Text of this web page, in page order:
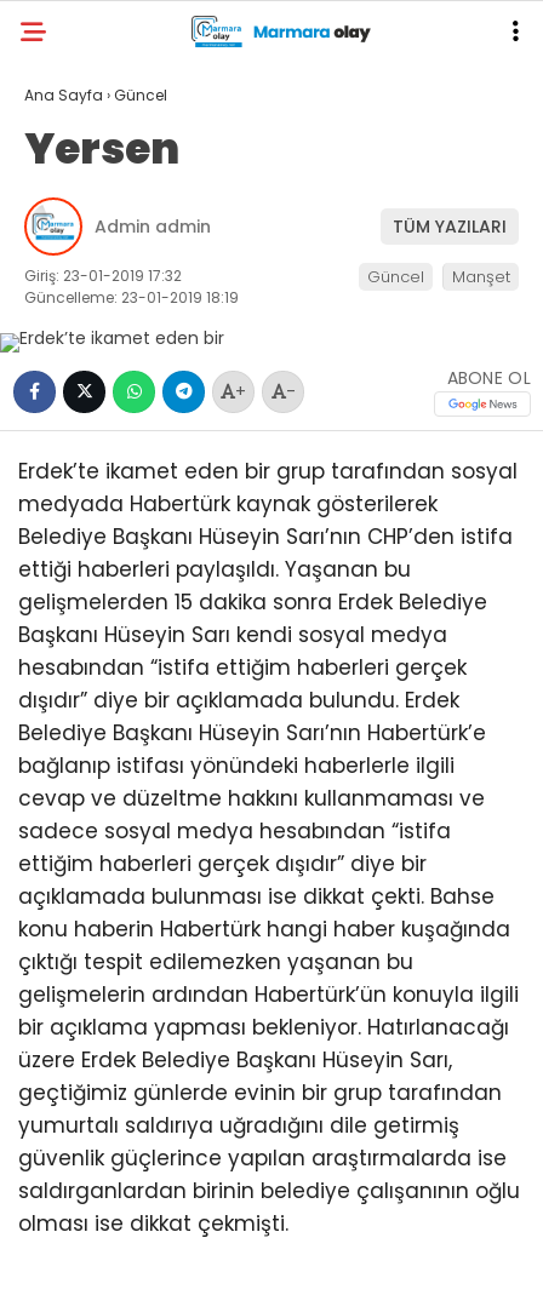
Ana Sayfa ›Güncel
Yersen
Admin admin TÜM YAZILARI
Giriş: 23-01-2019 17:32
Güncelleme: 23-01-2019 18:19
Güncel Manşet
+ -
ABONE OL
Erdek’te ikamet eden bir grup tarafından sosyal
medyada Habertürk kaynak gösterilerek
Belediye Başkanı Hüseyin Sarı’nın CHP’den istifa
ettiği haberleri paylaşıldı. Yaşanan bu
gelişmelerden 15 dakika sonra Erdek Belediye
Başkanı Hüseyin Sarı kendi sosyal medya
hesabından “istifa ettiğim haberleri gerçek
dışıdır” diye bir açıklamada bulundu. Erdek
Belediye Başkanı Hüseyin Sarı’nın Habertürk’e
bağlanıp istifası yönündeki haberlerle ilgili
cevap ve düzeltme hakkını kullanmaması ve
sadece sosyal medya hesabından “istifa
ettiğim haberleri gerçek dışıdır” diye bir
açıklamada bulunması ise dikkat çekti. Bahse
konu haberin Habertürk hangi haber kuşağında
çıktığı tespit edilemezken yaşanan bu
gelişmelerin ardından Habertürk’ün konuyla ilgili
bir açıklama yapması bekleniyor. Hatırlanacağı
üzere Erdek Belediye Başkanı Hüseyin Sarı,
geçtiğimiz günlerde evinin bir grup tarafından
yumurtalı saldırıya uğradığını dile getirmiş
güvenlik güçlerince yapılan araştırmalarda ise
saldırganlardan birinin belediye çalışanının oğlu
olması ise dikkat çekmişti.